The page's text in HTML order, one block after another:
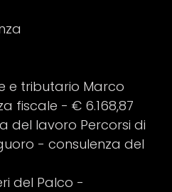
e tributario Marco
fiscale - € 6.168,87
del lavoro Percorsi di
- consulenza del
del Palco -